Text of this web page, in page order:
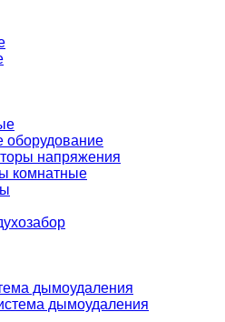
оборудование
напряжения
комнатные
дымоудаления
дымоудаления